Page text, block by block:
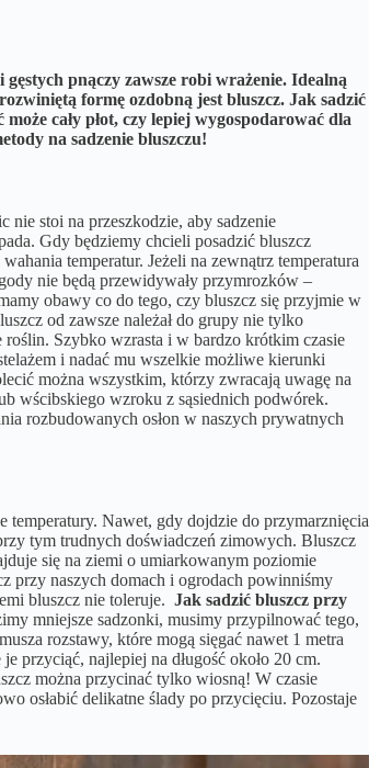
pnączy zawsze robi wrażenie. Idealną
formę ozdobną jest bluszcz. Jak sadzić
cały płot, czy lepiej wygospodarować dla
na sadzenie bluszczu!
nie stoi na przeszkodzie, aby sadzenie
Gdy będziemy chcieli posadzić bluszcz
temperatur. Jeżeli na zewnątrz temperatura
nie będą przewidywały przymrozków –
obawy co do tego, czy bluszcz się przyjmie w
od zawsze należał do grupy nie tylko
Szybko wzrasta i w bardzo krótkim czasie
i nadać mu wszelkie możliwe kierunki
można wszystkim, którzy zwracają uwagę na
wścibskiego wzroku z sąsiednich podwórek.
rozbudowanych osłon w naszych prywatnych
temperatury. Nawet, gdy dojdzie do przymarznięcia
tym trudnych doświadczeń zimowych. Bluszcz
się na ziemi o umiarkowanym poziomie
przy naszych domach i ogrodach powinniśmy
bluszcz nie toleruje. Jak sadzić bluszcz przy
mniejsze sadzonki, musimy przypilnować tego,
rozstawy, które mogą sięgać nawet 1 metra
przyciąć, najlepiej na długość około 20 cm.
można przycinać tylko wiosną! W czasie
osłabić delikatne ślady po przycięciu. Pozostaje